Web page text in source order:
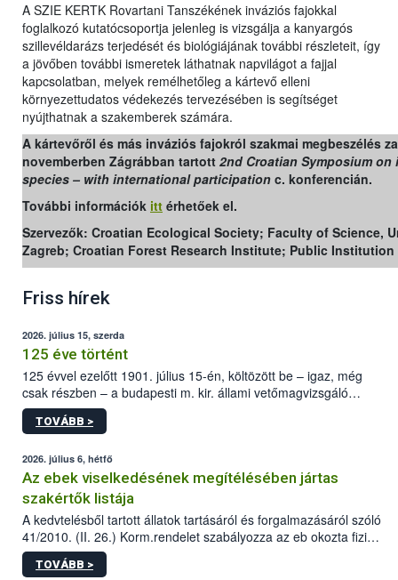
A SZIE KERTK Rovartani Tanszékének inváziós fajokkal
foglalkozó kutatócsoportja jelenleg is vizsgálja a kanyargós
szillevéldarázs terjedését és biológiájának további részleteit, így
a jövőben további ismeretek láthatnak napvilágot a fajjal
kapcsolatban, melyek remélhetőleg a kártevő elleni
környezettudatos védekezés tervezésében is segítséget
nyújthatnak a szakemberek számára.
A kártevőről és más inváziós fajokról szakmai megbeszélés
novemberben Zágrábban tartott 2nd Croatian Symposium on
species – with international participation c. konferencián.
További információk itt érhetőek el.
Szervezők: Croatian Ecological Society; Faculty of Science,
Zagreb; Croatian Forest Research Institute; Public Institution
Friss hírek
2026. július 15, szerda
125 éve történt
125 évvel ezelőtt 1901. július 15-én, költözött be – igaz, még
csak részben – a budapesti m. kir. állami vetőmagvizsgáló
állomás a Kis Rókus utca 15. szám alatti, Czigler Győző által
tervezett új épületébe.
TOVÁBB >
2026. július 6, hétfő
Az ebek viselkedésének megítélésében jártas
szakértők listája
A kedvtelésből tartott állatok tartásáról és forgalmazásáról szóló
41/2010. (II. 26.) Korm.rendelet szabályozza az eb okozta fizikai
sérülés, illetve ennek veszélye keletkezésekor felmerülő
hatósági feladatokat, valamint a veszélyes eb tartását és annak
TOVÁBB >